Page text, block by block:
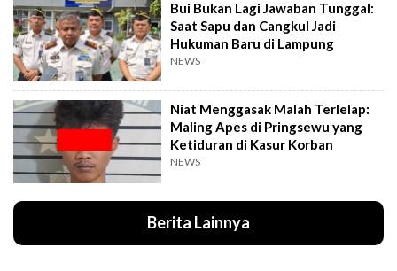
Bui Bukan Lagi Jawaban Tunggal:
Saat Sapu dan Cangkul Jadi
Hukuman Baru di Lampung
NEWS
Niat Menggasak Malah Terlelap:
Maling Apes di Pringsewu yang
Ketiduran di Kasur Korban
NEWS
Berita Lainnya